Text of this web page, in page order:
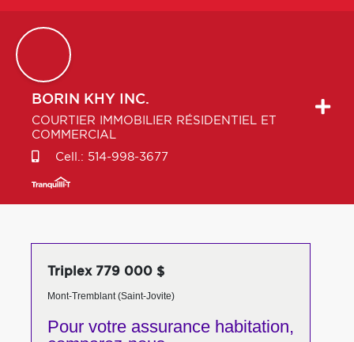
BORIN KHY INC.
COURTIER IMMOBILIER RÉSIDENTIEL ET
COMMERCIAL
Cell.: 514-998-3677
Triplex 779 000 $
Mont-Tremblant (Saint-Jovite)
Pour votreassurance habitation,